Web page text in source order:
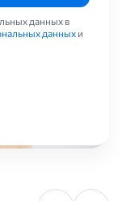
данных в
данных и